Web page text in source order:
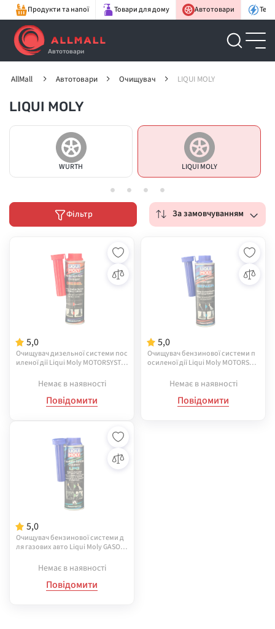
Продукти та напої Товари для дому Автотовари
Автотовари
AllMall Автотовари Очищувач LIQUI MOLY
LIQUI MOLY
WURTH LIQUI MOLY
Фільтр За замовчуванням
5,0
Очищувач дизельної системи пос
иленої дії Liqui Moly MOTORSYSTE
Немає в наявності
Повідомити
5,0
Очищувач бензинової системи п
осиленої дії Liqui Moly MOTORSYS
Немає в наявності
Повідомити
5,0
Очищувач бензинової системи д
ля газових авто Liqui Moly GASOLI
Немає в наявності
Повідомити